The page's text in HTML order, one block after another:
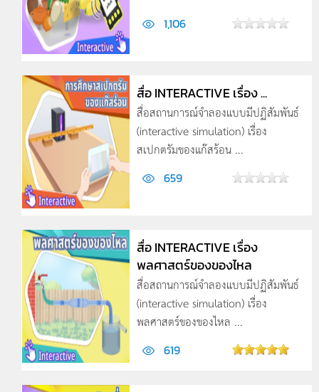
1,106
สื่อ INTERACTIVE เรื่อง ...
สื่อสถานการณ์จำลองแบบมีปฏิสัมพันธ์
(interactive simulation) เรื่อง
สเปกตรัมของแก๊สร้อน ...
659
สื่อ INTERACTIVE เรื่อง
พลศาสตร์ของของไหล
สื่อสถานการณ์จำลองแบบมีปฏิสัมพันธ์
(interactive simulation) เรื่อง
พลศาสตร์ของของไหล ...
619